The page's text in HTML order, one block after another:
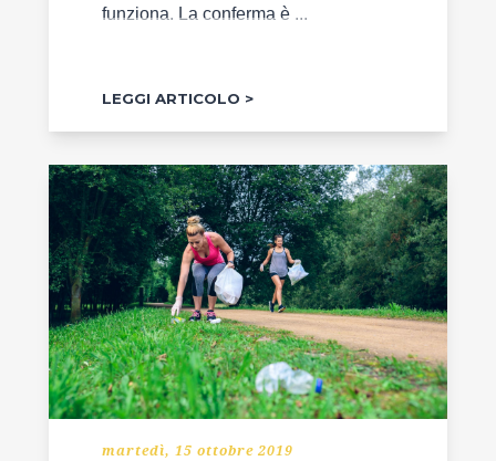
funziona. La conferma è ...
LEGGI ARTICOLO
martedì, 15 ottobre 2019